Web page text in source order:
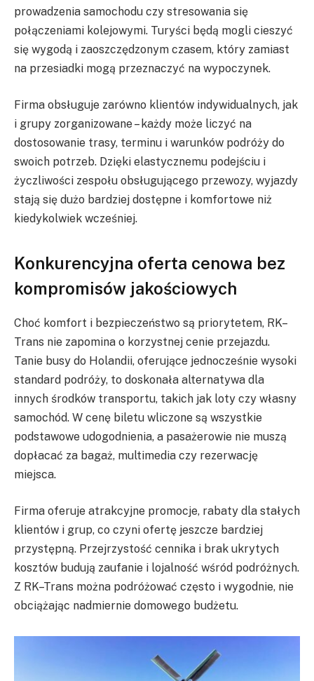
prowadzenia samochodu czy stresowania się
połączeniami kolejowymi. Turyści będą mogli cieszyć
się wygodą i zaoszczędzonym czasem, który zamiast
na przesiadki mogą przeznaczyć na wypoczynek.
Firma obsługuje zarówno klientów indywidualnych, jak
i grupy zorganizowane – każdy może liczyć na
dostosowanie trasy, terminu i warunków podróży do
swoich potrzeb. Dzięki elastycznemu podejściu i
życzliwości zespołu obsługującego przewozy, wyjazdy
stają się dużo bardziej dostępne i komfortowe niż
kiedykolwiek wcześniej.
Konkurencyjna oferta cenowa bez
kompromisów jakościowych
Choć komfort i bezpieczeństwo są priorytetem, RK–
Trans nie zapomina o korzystnej cenie przejazdu.
Tanie busy do Holandii, oferujące jednocześnie wysoki
standard podróży, to doskonała alternatywa dla
innych środków transportu, takich jak loty czy własny
samochód. W cenę biletu wliczone są wszystkie
podstawowe udogodnienia, a pasażerowie nie muszą
dopłacać za bagaż, multimedia czy rezerwację
miejsca.
Firma oferuje atrakcyjne promocje, rabaty dla stałych
klientów i grup, co czyni ofertę jeszcze bardziej
przystępną. Przejrzystość cennika i brak ukrytych
kosztów budują zaufanie i lojalność wśród podróżnych.
Z RK–Trans można podróżować często i wygodnie, nie
obciążając nadmiernie domowego budżetu.